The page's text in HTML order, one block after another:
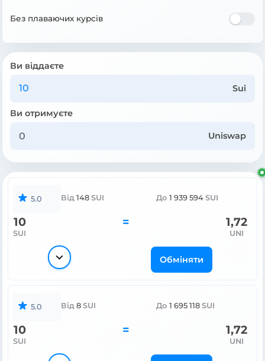
Без плаваючих курсів
Ви віддаєте
Sui
Ви отримуєте
Uniswap
5.0 Від 148 SUI До 1 939 594 SUI
10
SUI
= 1,72
UNI
Обміняти
5.0 Від 8 SUI До 1 695 118 SUI
10
SUI
= 1,72
UNI